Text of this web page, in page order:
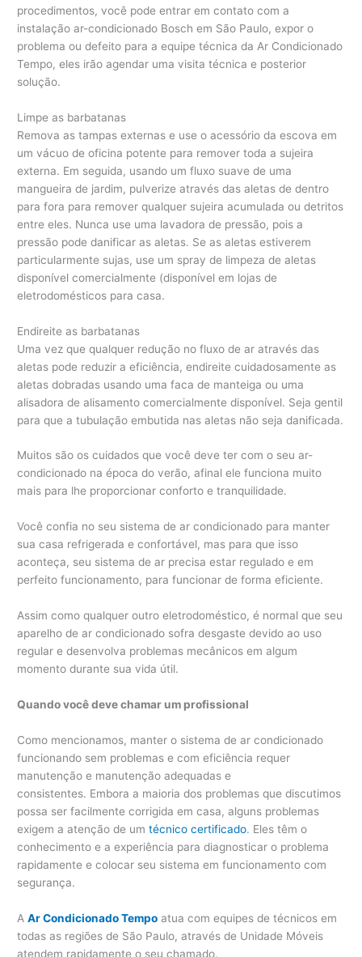
procedimentos, você pode entrar em contato com a
instalação ar-condicionado Bosch em São Paulo, expor o
problema ou defeito para a equipe técnica da Ar Condicionado
Tempo, eles irão agendar uma visita técnica e posterior
solução.
Limpe as barbatanas
Remova as tampas externas e use o acessório da escova em
um vácuo de oficina potente para remover toda a sujeira
externa. Em seguida, usando um fluxo suave de uma
mangueira de jardim, pulverize através das aletas de dentro
para fora para remover qualquer sujeira acumulada ou detritos
entre eles. Nunca use uma lavadora de pressão, pois a
pressão pode danificar as aletas. Se as aletas estiverem
particularmente sujas, use um spray de limpeza de aletas
disponível comercialmente (disponível em lojas de
eletrodomésticos para casa.
Endireite as barbatanas
Uma vez que qualquer redução no fluxo de ar através das
aletas pode reduzir a eficiência, endireite cuidadosamente as
aletas dobradas usando uma faca de manteiga ou uma
alisadora de alisamento comercialmente disponível. Seja gentil
para que a tubulação embutida nas aletas não seja danificada.
Muitos são os cuidados que você deve ter com o seu ar-
condicionado na época do verão, afinal ele funciona muito
mais para lhe proporcionar conforto e tranquilidade.
Você confia no seu sistema de ar condicionado para manter
sua casa refrigerada e confortável, mas para que isso
aconteça, seu sistema de ar precisa estar regulado e em
perfeito funcionamento, para funcionar de forma eficiente.
Assim como qualquer outro eletrodoméstico, é normal que seu
aparelho de ar condicionado sofra desgaste devido ao uso
regular e desenvolva problemas mecânicos em algum
momento durante sua vida útil.
Quando você deve chamar um profissional
Como mencionamos, manter o sistema de ar condicionado
funcionando sem problemas e com eficiência requer
manutenção e manutenção adequadas e
consistentes. Embora a maioria dos problemas que discutimos
possa ser facilmente corrigida em casa, alguns problemas
exigem a atenção de umtécnico certificado. Eles têm o
conhecimento e a experiência para diagnosticar o problema
rapidamente e colocar seu sistema em funcionamento com
segurança.
AAr Condicionado Tempo atua com equipes de técnicos em
todas as regiões de São Paulo, através de Unidade Móveis
atendem rapidamente o seu chamado.